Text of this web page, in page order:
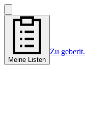
Meine Listen
Zu